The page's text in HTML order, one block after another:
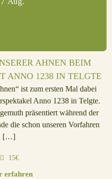
AHNEN BEIM
ANNO 1238 IN TELGTE
ist zum ersten Mal dabei
Anno 1238 in Telgte.
präsentiert während der
die schon unseren Vorfahren
[…]
15€
erfahren